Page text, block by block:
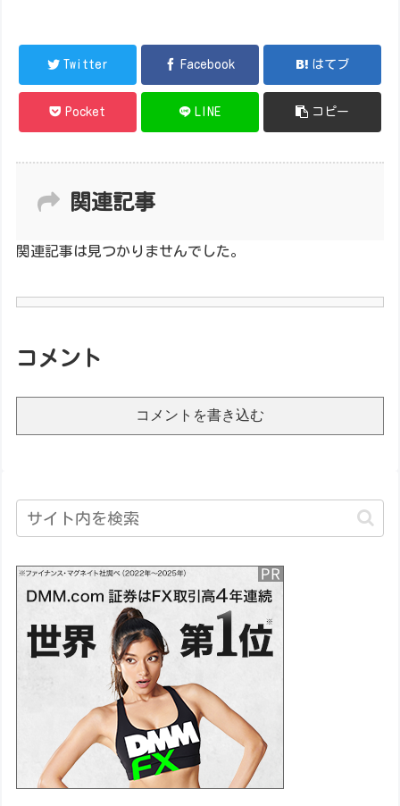
Twitter Facebook はてブ
Pocket LINE コピー
関連記事
関連記事は見つかりませんでした。
コメント
コメントを書き込む